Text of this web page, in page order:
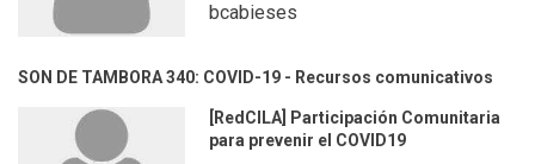
bcabieses
SON DE TAMBORA 340: COVID-19 - Recursos comunicativos
[RedCILA] Participación Comunitaria
para prevenir el COVID19